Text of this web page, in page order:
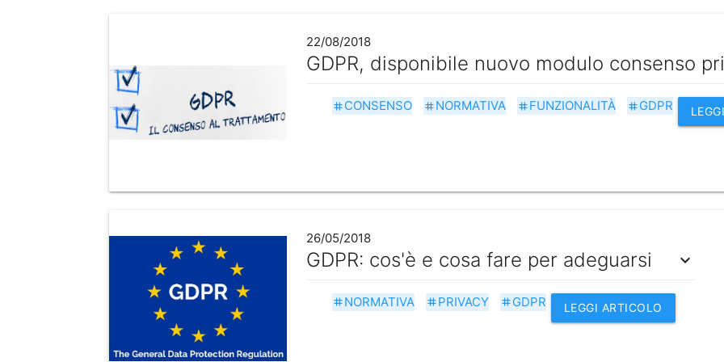
22/08/2018
GDPR, disponibile nuovo modulo consenso
tag GDPR
tag FUNZIONALITÀ
tag NORMATIVA
tag CONSENSO
26/05/2018
GDPR: cos'è e cosa fare per adeguarsi expand_more
tag GDPR
tag PRIVACY
tag NORMATIVA LEGGI ARTICOLO